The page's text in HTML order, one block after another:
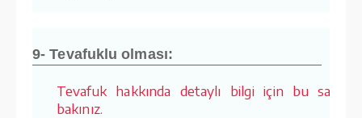
9- Tevafuklu olması:
Tevafuk hakkında detaylı bilgi için bu
bakınız.